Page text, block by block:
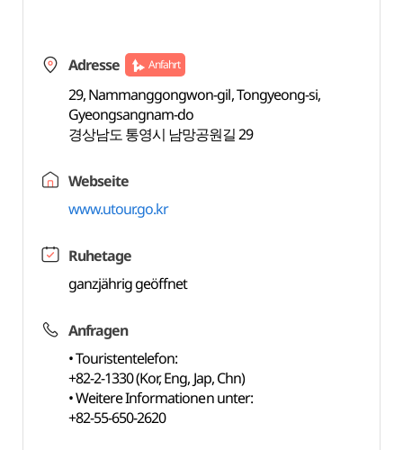
Adresse Anfahrt
29, Nammanggongwon-gil, Tongyeong-si,
Gyeongsangnam-do
경상남도 통영시 남망공원길 29
Webseite
www.utour.go.kr
Ruhetage
ganzjährig geöffnet
Anfragen
• Touristentelefon:
+82-2-1330 (Kor, Eng, Jap, Chn)
• Weitere Informationen unter:
+82-55-650-2620